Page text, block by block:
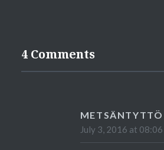
4 Comments
METSÄNTYTTÖ
July 3, 2016 at 08:06